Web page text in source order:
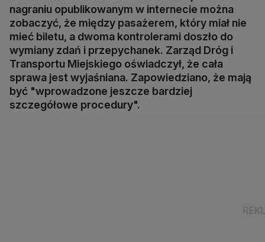
nagraniu opublikowanym w internecie można
zobaczyć, że między pasażerem, który miał nie
mieć biletu, a dwoma kontrolerami doszło do
wymiany zdań i przepychanek. Zarząd Dróg i
Transportu Miejskiego oświadczył, że cała
sprawa jest wyjaśniana. Zapowiedziano, że mają
być "wprowadzone jeszcze bardziej
szczegółowe procedury".